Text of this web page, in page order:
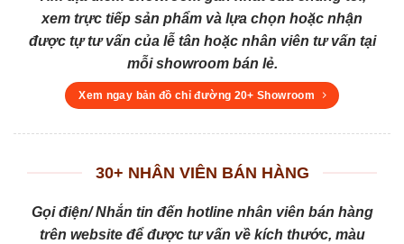
xem trực tiếp sản phẩm và lựa chọn hoặc nhận
được tự tư vấn của lễ tân hoặc nhân viên tư vấn tại
mỗi showroom bán lẻ.
Xem ngay bản đồ chỉ đường 20+ Showroom
30+ NHÂN VIÊN BÁN HÀNG
Gọi điện/ Nhắn tin đến hotline nhân viên bán hàng
trên website để được tư vấn về kích thước, màu